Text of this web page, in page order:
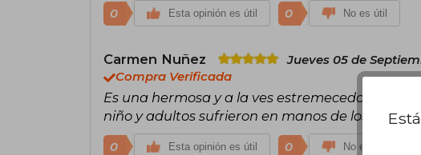
0 Esta opinión es útil 0 No es útil
Carmen Nuñez
Jueves 05 de
Compra Verificada
Es una hermosa y a la ves estremecedora
niño y adultos sufrieron en manos de los nazis.
0 Esta opinión es útil 0 No es útil